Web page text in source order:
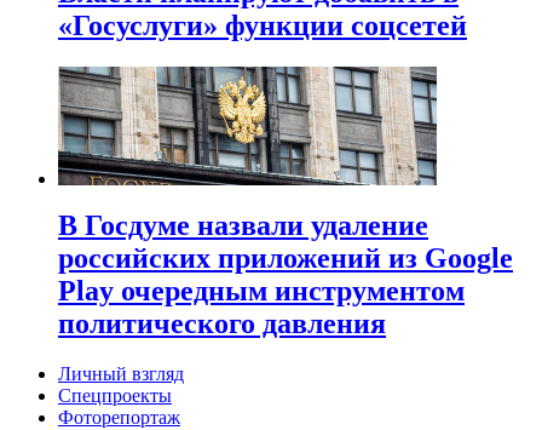
«Госуслуги» функции соцсетей
В Госдуме назвали удаление
российских приложений из Google
Play очередным инструментом
политического давления
Личный взгляд
Спецпроекты
Фоторепортаж